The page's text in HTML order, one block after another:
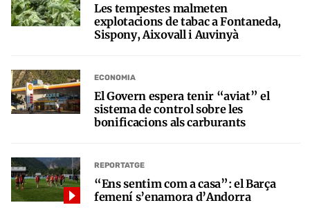
Les tempestes malmeten
explotacions de tabac a Fontaneda,
Sispony, Aixovall i Auvinyà
ECONOMIA
El Govern espera tenir “aviat” el
sistema de control sobre les
bonificacions als carburants
REPORTATGE
“Ens sentim com a casa”: el Barça
femení s’enamora d’Andorra